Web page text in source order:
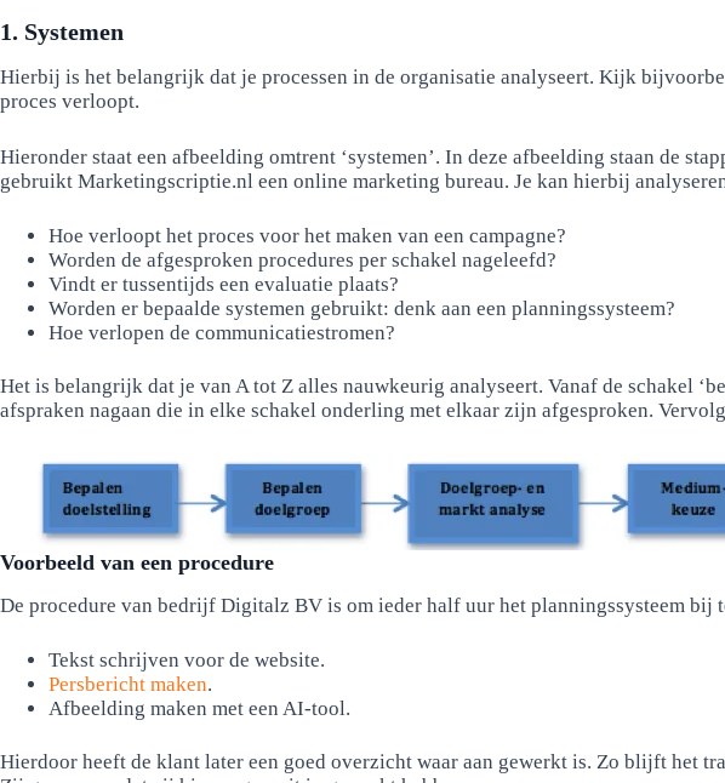
1. Systemen
Hierbij is het belangrijk dat je processen in de organisatie analyseert. Kijk
proces verloopt.
Hieronder staat een afbeelding omtrent ‘systemen’. In deze afbeelding staan de
gebruikt Marketingscriptie.nl een online marketing bureau. Je kan hierbij
Hoe verloopt het proces voor het maken van een campagne?
Worden de afgesproken procedures per schakel nageleefd?
Vindt er tussentijds een evaluatie plaats?
Worden er bepaalde systemen gebruikt: denk aan een planningssysteem?
Hoe verlopen de communicatiestromen?
Het is belangrijk dat je van A tot Z alles nauwkeurig analyseert. Vanaf de schakel
afspraken nagaan die in elke schakel onderling met elkaar zijn afgesproken.
Voorbeeld van een procedure
De procedure van bedrijf Digitalz BV is om ieder half uur het planningssysteem bij
Tekst schrijven voor de website.
Persbericht maken.
Afbeelding maken met een AI-tool.
Hierdoor heeft de klant later een goed overzicht waar aan gewerkt is. Zo blijft het